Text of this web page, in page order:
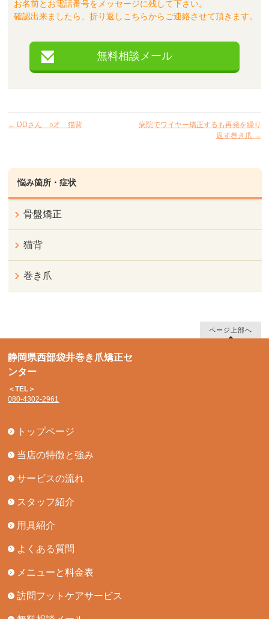
お名前とお電話番号をメッセージに残して下さい。
確認出来ましたら、折り返しこちらからご連絡させて頂きます。
無料相談メール
← DDさん ○才 猫背
病院でワイヤー矯正するも再発を繰り
返す巻き爪 →
悩み箇所・症状
骨盤矯正
猫背
巻き爪
ページ上部へ
静岡県西部袋井巻き爪矯正セ
ンター
＜TEL＞
080-4302-2961
トップページ
当店の特徴と強み
サービスの流れ
スタッフ紹介
用具紹介
よくある質問
メニューと料金表
訪問フットケアサービス